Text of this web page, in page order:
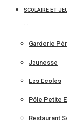
SCOLAIRE ET
…
Garderie
Jeunesse
Les Ecoles
Pôle Petite
Restaurant